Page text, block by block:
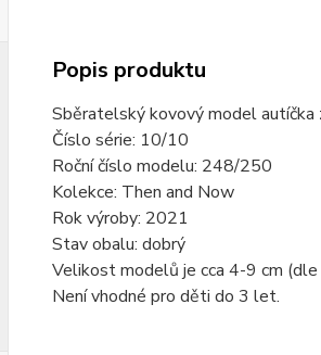
Popis produktu
Sběratelský kovový model
Číslo série: 10/10
Roční číslo modelu: 248/250
Kolekce: Then and Now
Rok výroby: 2021
Stav obalu: dobrý
Velikost modelů je cca 4-9 cm
Není vhodné pro děti do 3 let.